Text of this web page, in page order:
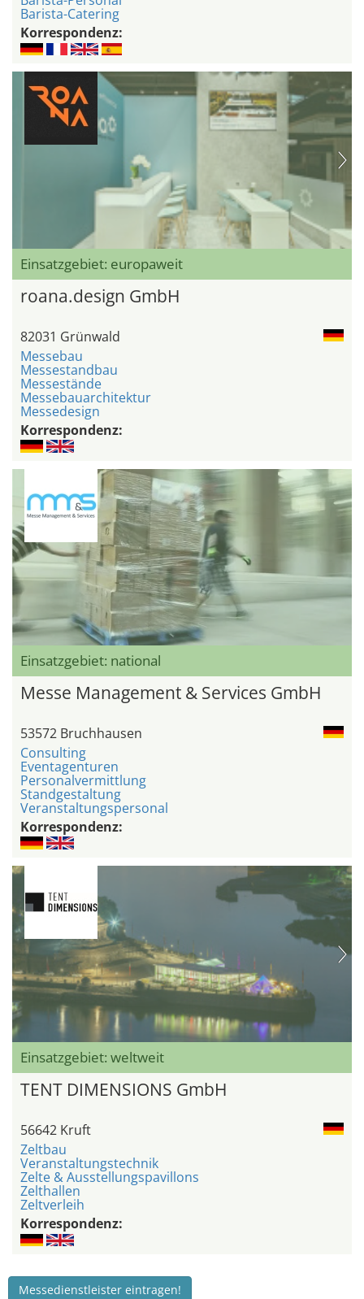
Barista-Catering
Korrespondenz:
Einsatzgebiet: europaweit
roana.design GmbH
82031 Grünwald
Messebau
Messestandbau
Messestände
Messebauarchitektur
Messedesign
Korrespondenz:
Einsatzgebiet: national
Messe Management & Services GmbH
53572 Bruchhausen
Consulting
Eventagenturen
Personalvermittlung
Standgestaltung
Veranstaltungspersonal
Korrespondenz:
Einsatzgebiet: weltweit
TENT DIMENSIONS GmbH
56642 Kruft
Zeltbau
Veranstaltungstechnik
Zelte & Ausstellungspavillons
Zelthallen
Zeltverleih
Korrespondenz:
Messedienstleister eintragen!